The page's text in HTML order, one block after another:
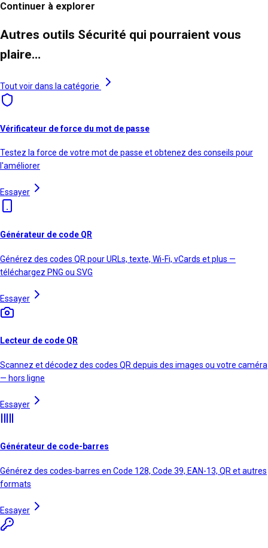
Continuer à explorer
Autres outils Sécurité qui pourraient vous
plaire…
Tout voir dans la catégorie
Vérificateur de force du mot de passe
Testez la force de votre mot de passe et obtenez des conseils pour
l'améliorer
Essayer
Générateur de code QR
Générez des codes QR pour URLs, texte, Wi-Fi, vCards et plus —
téléchargez PNG ou SVG
Essayer
Lecteur de code QR
Scannez et décodez des codes QR depuis des images ou votre caméra
— hors ligne
Essayer
Générateur de code-barres
Générez des codes-barres en Code 128, Code 39, EAN-13, QR et autres
formats
Essayer